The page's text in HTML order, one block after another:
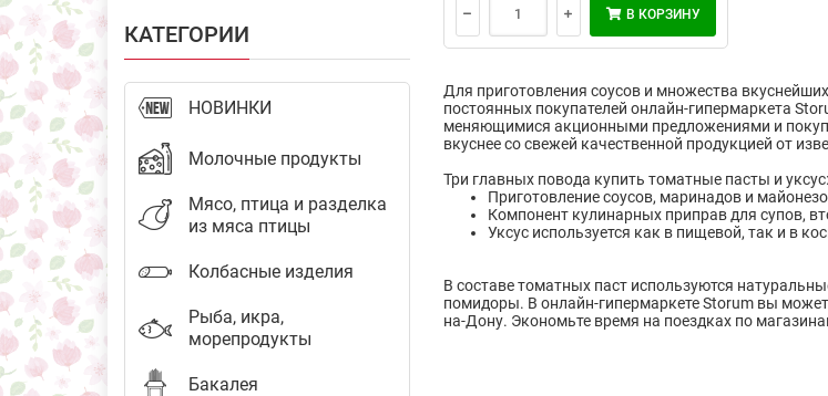
КАТЕГОРИИ
НОВИНКИ
Молочные продукты
Мясо, птица и разделка
из мяса птицы
Колбасные изделия
Рыба, икра,
морепродукты
Бакалея
В КОРЗИНУ
Для приготовления соусов и множества
постоянных покупателей онлайн-гипермаркета
меняющимися акционными предложениями и
вкуснее со свежей качественной продукцией от
Три главных повода купить томатные пасты и уксус:
Приготовление соусов, маринадов и
Компонент кулинарных приправ для супов,
Уксус используется как в пищевой, так и в
В составе томатных паст используются
помидоры. В онлайн-гипермаркете Storum вы
на-Дону. Экономьте время на поездках по